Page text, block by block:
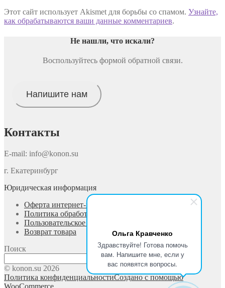
Ольга Кравченко
Здравствуйте! Готова помочь
вам. Напишите мне, если у
вас появятся вопросы.
Этот сайт использует Akismet для борьбы со спамом. Узнайте,
как обрабатываются ваши данные комментариев.
Не нашли, что искали?
Воспользуйтесь формой обратной связи.
Напишите нам
Контакты
E-mail: info@konon.su
г. Екатеринбург
Юридическая информация
Оферта интернет-магазина
Политика обработки персональных данных
Пользовательское соглашение
Возврат товара
Поиск
Поиск
© konon.su 2026
Политика конфиденциальностиСоздано с помощью
WooCommerce